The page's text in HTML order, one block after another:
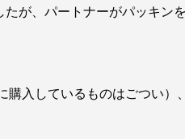
が、パートナーがパッキン
購入しているものはごつい）